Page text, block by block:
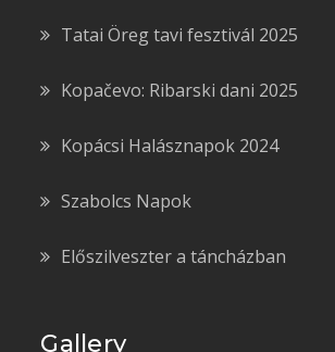
Tatai Öreg tavi fesztivál 2025
Kopačevo: Ribarski dani 2025
Kopácsi Halásznapok 2024
Szabolcs Napok
Előszilveszter a táncházban
Gallery